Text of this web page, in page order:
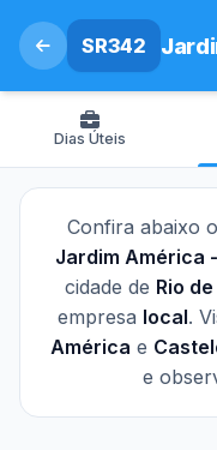
SR342
Dias Úteis
Confira abaixo
Jardim América
cidade de Rio
empresa local.
América e
e